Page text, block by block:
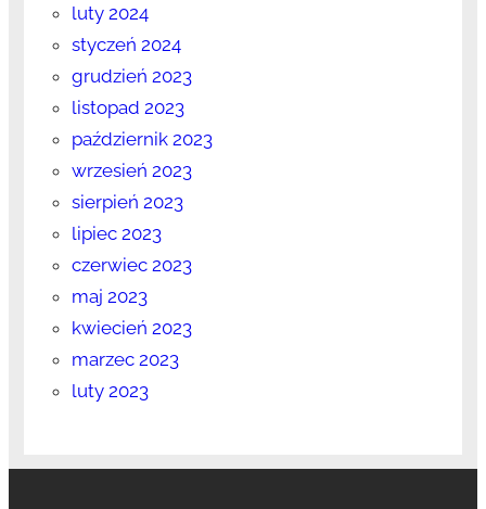
luty 2024
styczeń 2024
grudzień 2023
listopad 2023
październik 2023
wrzesień 2023
sierpień 2023
lipiec 2023
czerwiec 2023
maj 2023
kwiecień 2023
marzec 2023
luty 2023